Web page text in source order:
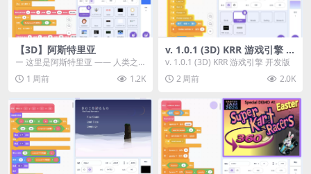
【3D】阿斯特里亚
ー 这里是阿斯特里亚 —— 人类之
罪与未来希望交汇之地 📖 游戏简
介 《阿斯特里...
1 周前 1.2K
v. 1.0.1 (3D) KRR 游戏引擎 开
发版
v. 1.0.1 (3D) KRR 游戏引擎 开发版
2 周前
2.0K